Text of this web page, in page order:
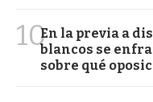
10En la previa a
blancos se
sobre qué